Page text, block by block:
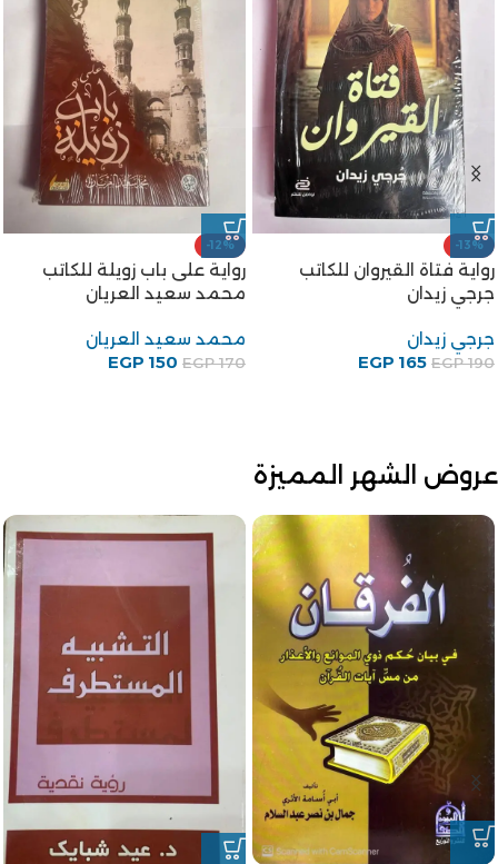
-13%
رواية فتاة القيروان للكاتب
جرجي زيدان
جرجي زيدان
EGP190
EGP 165
-12%
رواية على باب زويلة للكاتب
محمد سعيد العريان
محمد سعيد العريان
EGP170
EGP 150
عروض الشهر المميزة